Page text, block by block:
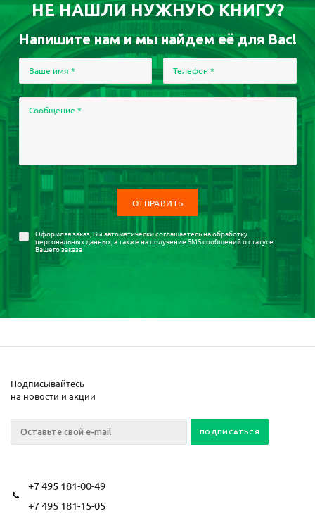
НЕ НАШЛИ НУЖНУЮ КНИГУ?
Напишите нам и мы найдем её для Вас!
Ваше имя * Телефон *
Сообщение *
Оформляя заказ, Вы автоматически соглашаетесь наобработку
персональных данных, а также на получение SMS сообщений о статусе
Вашего заказа
Подписывайтесь
на новости и акции
+7 495 181-00-49
+7 495 181-15-05